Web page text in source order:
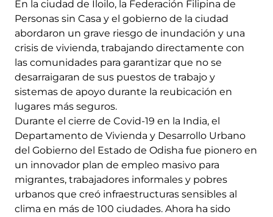
En la ciudad de Iloilo, la Federación Filipina de
Personas sin Casa y el gobierno de la ciudad
abordaron un grave riesgo de inundación y una
crisis de vivienda, trabajando directamente con
las comunidades para garantizar que no se
desarraigaran de sus puestos de trabajo y
sistemas de apoyo durante la reubicación en
lugares más seguros.
Durante el cierre de Covid-19 en la India, el
Departamento de Vivienda y Desarrollo Urbano
del Gobierno del Estado de Odisha fue pionero en
un innovador plan de empleo masivo para
migrantes, trabajadores informales y pobres
urbanos que creó infraestructuras sensibles al
clima en más de 100 ciudades. Ahora ha sido